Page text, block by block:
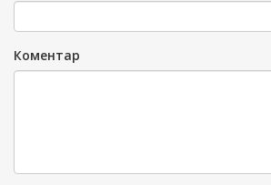
Коментар